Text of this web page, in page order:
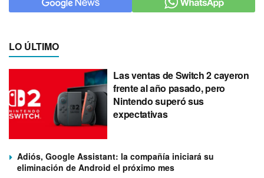
LO ÚLTIMO
Las ventas de Switch 2 cayeron
frente al año pasado, pero
Nintendo superó sus
expectativas
Adiós, Google Assistant: la compañía iniciará su
eliminación de Android el próximo mes